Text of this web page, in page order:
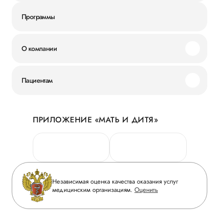
Программы
О компании
Новости
Руководство
Сотрудничество
Инвесторам
Журнал «Мать и дитя»
Вакансии
Пациентам
Личный кабинет
Персональные данные
Горячая линия качества
Вопрос-ответ
Приложение пациента
Статьи
ПРИЛОЖЕНИЕ «МАТЬ И ДИТЯ»
Независимая оценка качества оказания услуг
медицинским организациям. Оценить